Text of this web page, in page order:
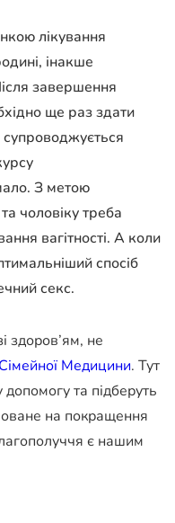
лікування
інакше
завершення
ще раз здати
супроводжується
З метою
чоловіку треба
вагітності. А коли
спосіб
секс.
здоров’ям, не
Медицини. Тут
та підберуть
на покращення
є нашим